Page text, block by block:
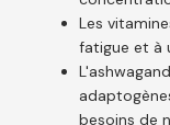
Les
fatigue et à
besoins de